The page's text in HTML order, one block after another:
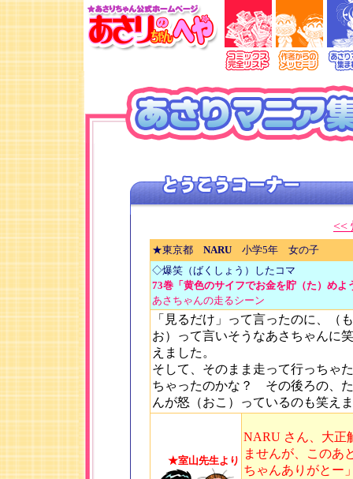
あさりちゃんのへや作
<<
★東京都 NARU 小学5年 女の子
◇爆笑（ばくしょう）したコマ
73巻「黄色のサイフでお金を貯（た）めよ
あさちゃんの走るシーン
「見るだけ」って言ったのに、（
お）って言いそうなあさちゃんに
えました。
そして、そのまま走って行っちゃ
ちゃったのかな？ その後ろの、
んが怒（おこ）っているのも笑え
★室山先生より
NARU さん、大正
ませんが、このあ
ちゃんありがとー